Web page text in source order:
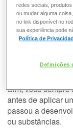
COLORAÇÃO
DESODORANTE
CONSULTORIA
Eu já
tive
mesmo
teste de
Sim, você
antes de aplicar
passou a
ou substâncias.
redes sociais,
ou mudar alguma
no link disponível no
sua experiência pode
Política de
Definições